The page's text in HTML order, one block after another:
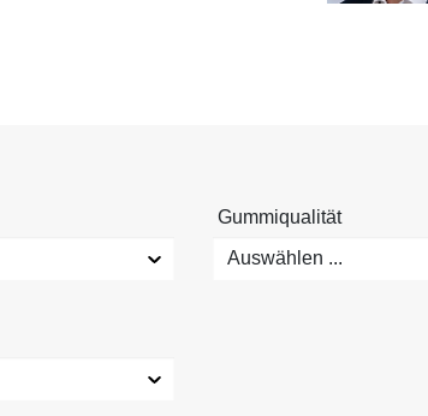
Gummiqualität
Auswählen ...